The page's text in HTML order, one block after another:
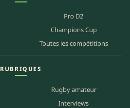
Pro D2
Champions Cup
Toutes les compétitions
RUBRIQUES
Rugby amateur
Interviews